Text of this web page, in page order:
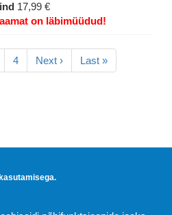
17,99 €
on läbimüüdud!
Lehekülg
4
Järgmine
leht
Next ›
Viimane
leht
Last »